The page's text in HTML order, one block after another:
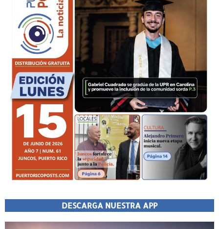
DESCARGA NUESTRA APP